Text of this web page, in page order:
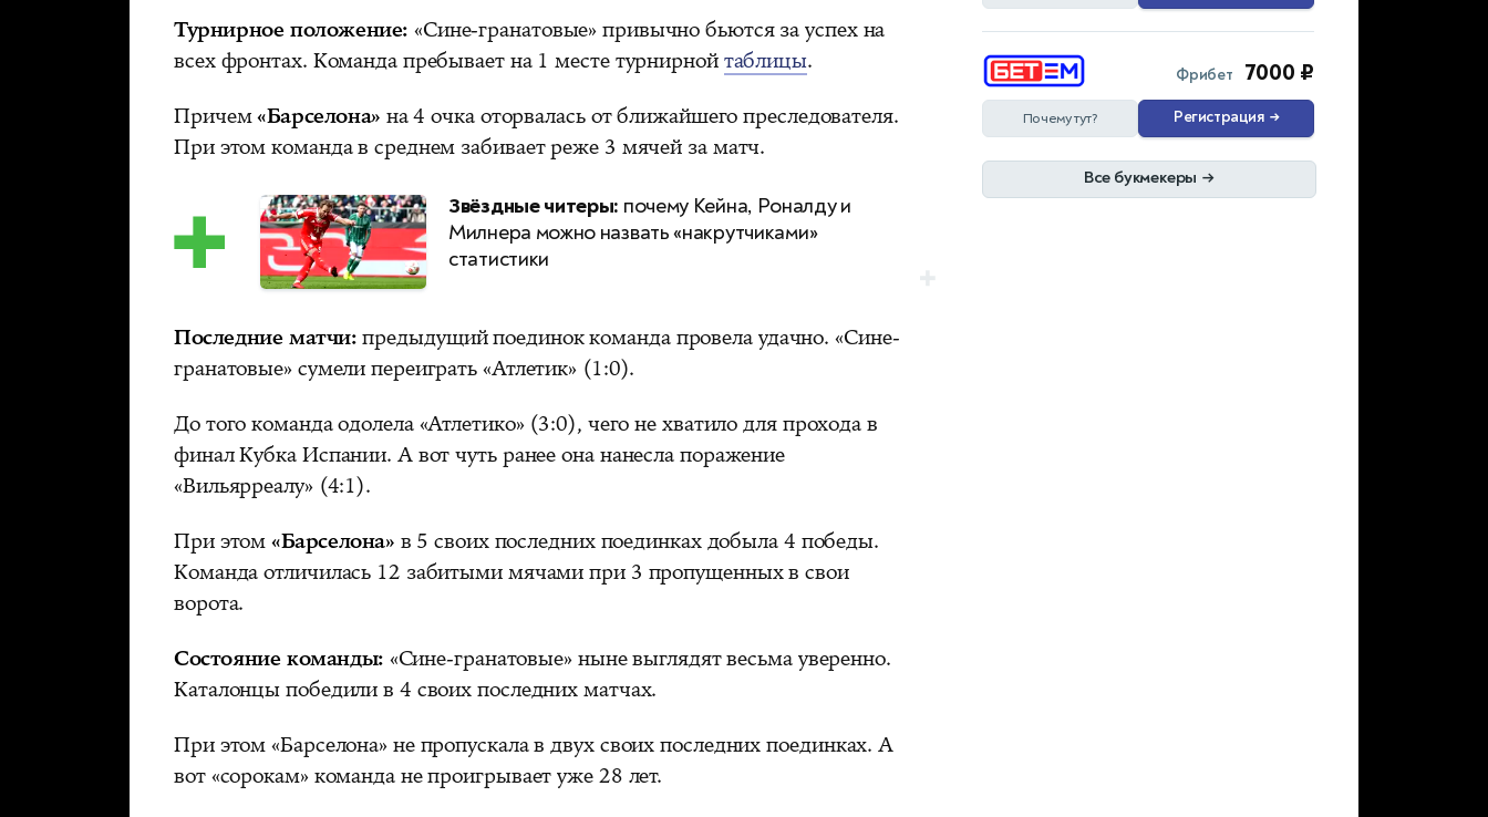
Турнирное положение: «Сине-гранатовые» привычно бьются за успех на
всех фронтах. Команда пребывает на 1 месте турнирнойтаблицы.
Причем«Барселона» на 4 очка оторвалась от ближайшего преследователя.
При этом команда в среднем забивает реже 3 мячей за матч.
Звёздные читеры: почему Кейна, Роналду и
Милнера можно назвать «накрутчиками»
статистики
Последние матчи:предыдущий поединок команда провела удачно. «Сине-
гранатовые» сумели переиграть «Атлетик» (1:0).
До того команда одолела «Атлетико» (3:0), чего не хватило для прохода в
финал Кубка Испании. А вот чуть ранее она нанесла поражение
«Вильярреалу» (4:1).
При этом«Барселона» в 5 своих последних поединках добыла 4 победы.
Команда отличилась 12 забитыми мячами при 3 пропущенных в свои
ворота.
Состояние команды: «Сине-гранатовые» ныне выглядят весьма уверенно.
Каталонцы победили в 4 своих последних матчах.
При этом «Барселона» не пропускала в двух своих последних поединках. А
вот «сорокам» команда не проигрывает уже 28 лет.
Фрибет 7000 ₽
Почему тут? Регистрация →
Все букмекеры →